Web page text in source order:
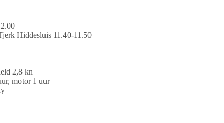
Hiddesluis 11.40-11.50
2,8 kn
motor 1 uur